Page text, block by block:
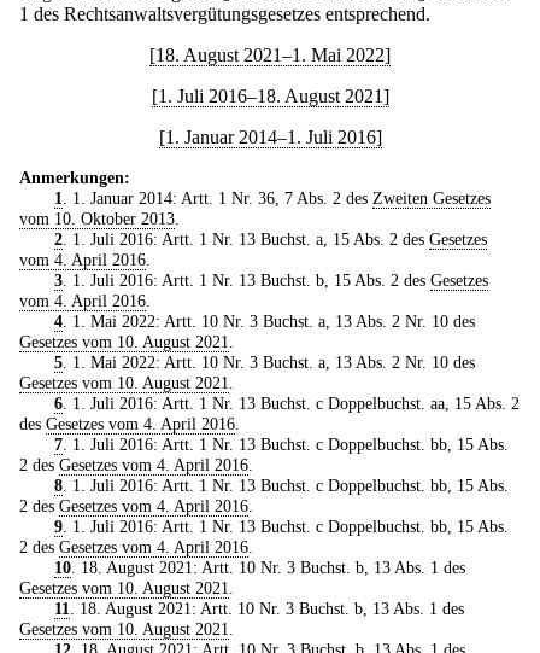
1 des Rechtsanwaltsvergütungsgesetzes entsprechend.
[18. August 2021–1. Mai 2022]
[1. Juli 2016–18. August 2021]
[1. Januar 2014–1. Juli 2016]
Anmerkungen:
1
. 1. Januar 2014: Artt. 1 Nr. 36, 7 Abs. 2 des Zweiten Gesetzes
vom 10. Oktober 2013
2. 1. Juli 2016: Artt. 1 Nr. 13 Buchst. a, 15 Abs. 2 des Gesetzes
vom 4. April 2016
3. 1. Juli 2016: Artt. 1 Nr. 13 Buchst. b, 15 Abs. 2 des Gesetzes
vom 4. April 2016
4. 1. Mai 2022: Artt. 10 Nr. 3 Buchst. a, 13 Abs. 2 Nr. 10 des
Gesetzes vom 10. August 2021
5. 1. Mai 2022: Artt. 10 Nr. 3 Buchst. a, 13 Abs. 2 Nr. 10 des
Gesetzes vom 10. August 2021
6. 1. Juli 2016: Artt. 1 Nr. 13 Buchst. c Doppelbuchst. aa, 15 Abs. 2
des Gesetzes vom 4. April 2016
7. 1. Juli 2016: Artt. 1 Nr. 13 Buchst. c Doppelbuchst. bb, 15 Abs.
2 des Gesetzes vom 4. April 2016
8. 1. Juli 2016: Artt. 1 Nr. 13 Buchst. c Doppelbuchst. bb, 15 Abs.
2 des Gesetzes vom 4. April 2016
9. 1. Juli 2016: Artt. 1 Nr. 13 Buchst. c Doppelbuchst. bb, 15 Abs.
2 des Gesetzes vom 4. April 2016
10. 18. August 2021: Artt. 10 Nr. 3 Buchst. b, 13 Abs. 1 des
Gesetzes vom 10. August 2021
11
. 18. August 2021: Artt. 10 Nr. 3 Buchst. b, 13 Abs. 1 des
Gesetzes vom 10. August 2021